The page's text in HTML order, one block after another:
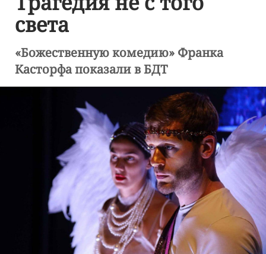
света
«Божественную комедию» Франка
Касторфа показали в БДТ